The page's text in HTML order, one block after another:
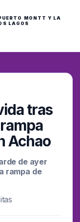
MONTT Y LA
LAGOS
tras
Achao
de ayer
rampa de